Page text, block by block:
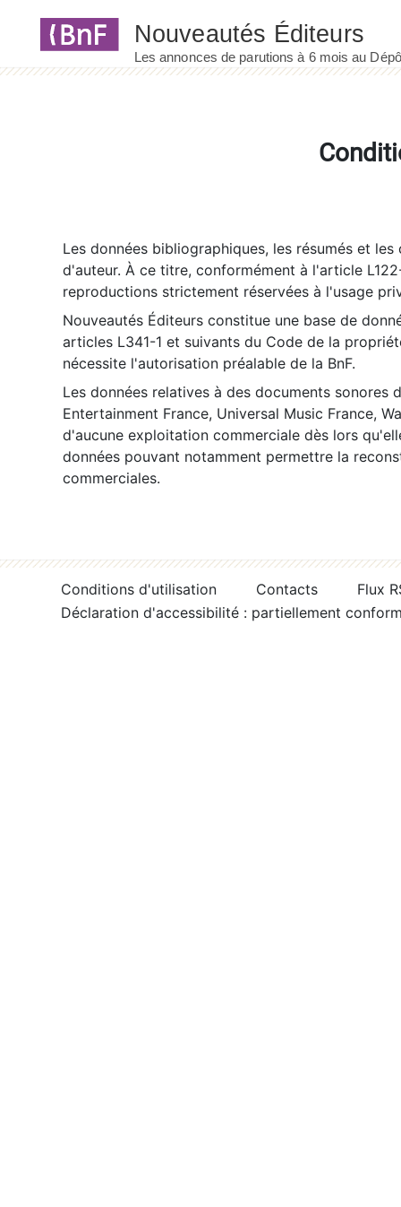
Les données bibliographiques, les résumés et
d'auteur. À ce titre, conformément à l'article
reproductions strictement réservées à l'usage
Nouveautés Éditeurs constitue une base de
articles L341-1 et suivants du Code de la
nécessite l'autorisation préalable de la BnF.
Les données relatives à des documents sonores
Entertainment France, Universal Music France,
d'aucune exploitation commerciale dès lors
données pouvant notamment permettre la
commerciales.
Conditions d'utilisation Contacts
Flux
Déclaration d'accessibilité : partiellement